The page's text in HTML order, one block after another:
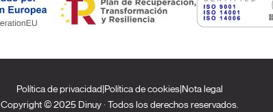
Política de privacidad|Política de cookies|Nota legal
Copyright © 2025 Dinuy · Todos los derechos reservados.